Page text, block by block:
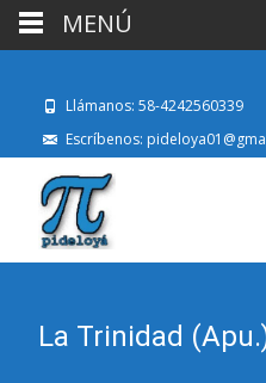
Llámanos: 58-4242560339
Escríbenos:
La Trinidad
MENÚ